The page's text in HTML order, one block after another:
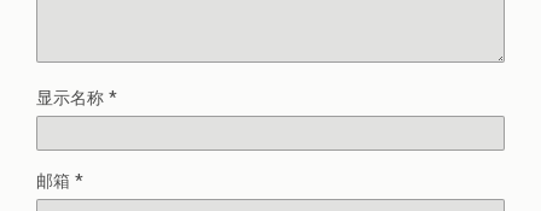
显示名称 *
邮箱 *